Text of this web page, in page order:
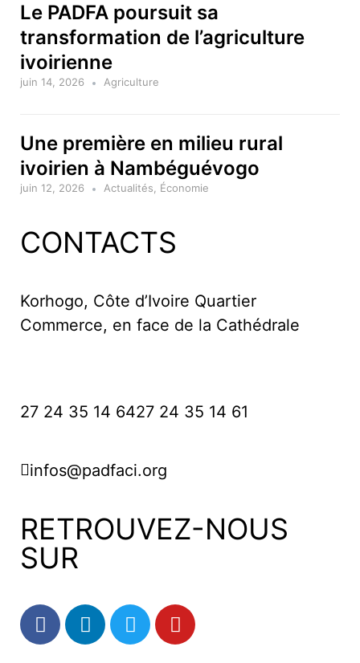
Le PADFA poursuit sa
transformation de l’agriculture
ivoirienne
juin 14, 2026 Agriculture
Une première en milieu rural
ivoirien à Nambéguévogo
juin 12, 2026 Actualités, Économie
CONTACTS
Korhogo, Côte d’Ivoire Quartier
Commerce, en face de la Cathédrale
27 24 35 14 6427 24 35 14 61
infos@padfaci.org
RETROUVEZ-NOUS
SUR